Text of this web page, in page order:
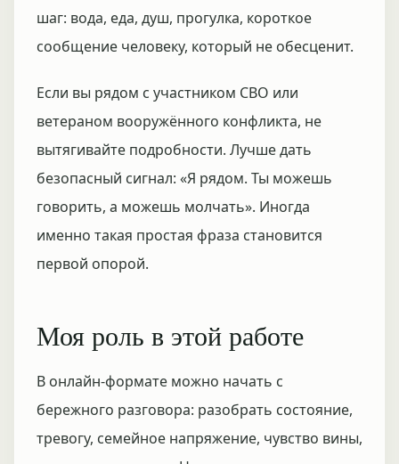
шаг: вода, еда, душ, прогулка, короткое
сообщение человеку, который не обесценит.
Если вы рядом с участником СВО или
ветераном вооружённого конфликта, не
вытягивайте подробности. Лучше дать
безопасный сигнал: «Я рядом. Ты можешь
говорить, а можешь молчать». Иногда
именно такая простая фраза становится
первой опорой.
Моя роль в этой работе
В онлайн-формате можно начать с
бережного разговора: разобрать состояние,
тревогу, семейное напряжение, чувство вины,